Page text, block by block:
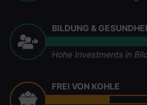
BILDUNG &
Hohe Investments in
FREI VON KOHLE